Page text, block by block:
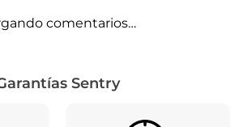
comentarios…
Sentry